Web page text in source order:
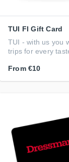
TUI FI Gift Card
TUI - with us you
trips for every
From €10